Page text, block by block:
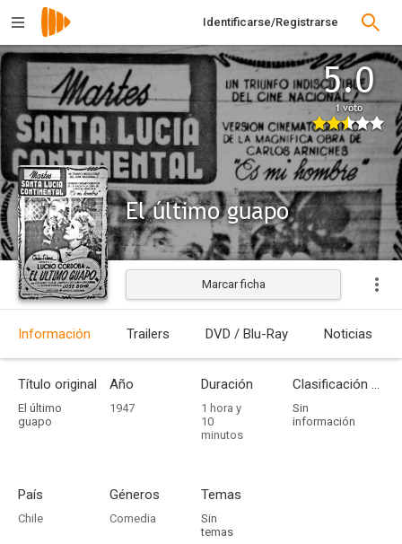
Identificarse/Registrarse
5.0
1 voto
El último guapo
Marcar ficha
Información Trailers DVD / Blu-Ray Noticias
Título original
El último
guapo
Año
1947
Duración
1 hora y
10
minutos
Clasificación por edades
Sin
información
País
Chile
Géneros
Comedia
Temas
Sin
temas